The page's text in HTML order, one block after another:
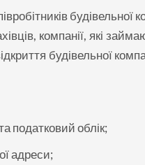
компанії, які
будівельної
податковий облік;
адреси;